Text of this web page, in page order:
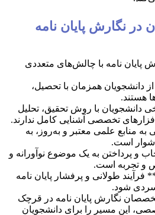
در نگارش پایان نامه
پایان نامه با چالش‌های متعددی
دانشجویان همزمان با تحصیل،
هستند.
با روش تحقیق، تحلیل
تخصصی آشنایی کامل ندارند.
منابع علمی معتبر و به‌روز، به
است.
و پرداختن به یک موضوع نوآورانه و
و تجربه است.
طولانی و پرفشار پایان نامه
شود.
نگارش پایان نامه در قرچک
این مسیر را برای دانشجویان